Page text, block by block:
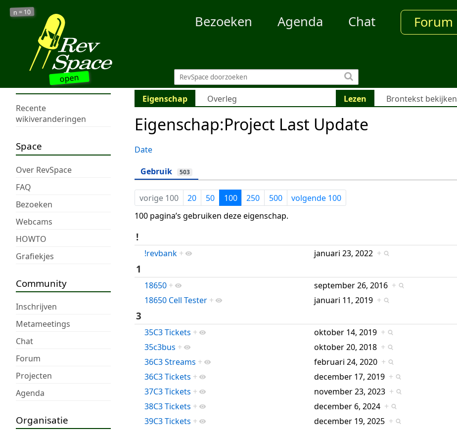
open
n = 10
Bezoeken Agenda Chat Forum
Recente
wikiveranderingen
Space
Over RevSpace
FAQ
Bezoeken
Webcams
HOWTO
Grafiekjes
Community
Inschrijven
Metameetings
Chat
Forum
Projecten
Agenda
Organisatie
Eigenschap Overleg Lezen Brontekst bekijken
Eigenschap:Project Last Update
Date
Gebruik
503
vorige 100 20 50 100 250 500 volgende 100
100 pagina’s gebruiken deze eigenschap.
!
!revbank + januari 23, 2022 +
1
18650 + september 26, 2016 +
18650 Cell Tester + januari 11, 2019 +
3
35C3 Tickets + oktober 14, 2019 +
35c3bus + oktober 20, 2018 +
36C3 Streams + februari 24, 2020 +
36C3 Tickets + december 17, 2019 +
37C3 Tickets + november 23, 2023 +
38C3 Tickets + december 6, 2024 +
39C3 Tickets + december 19, 2025 +